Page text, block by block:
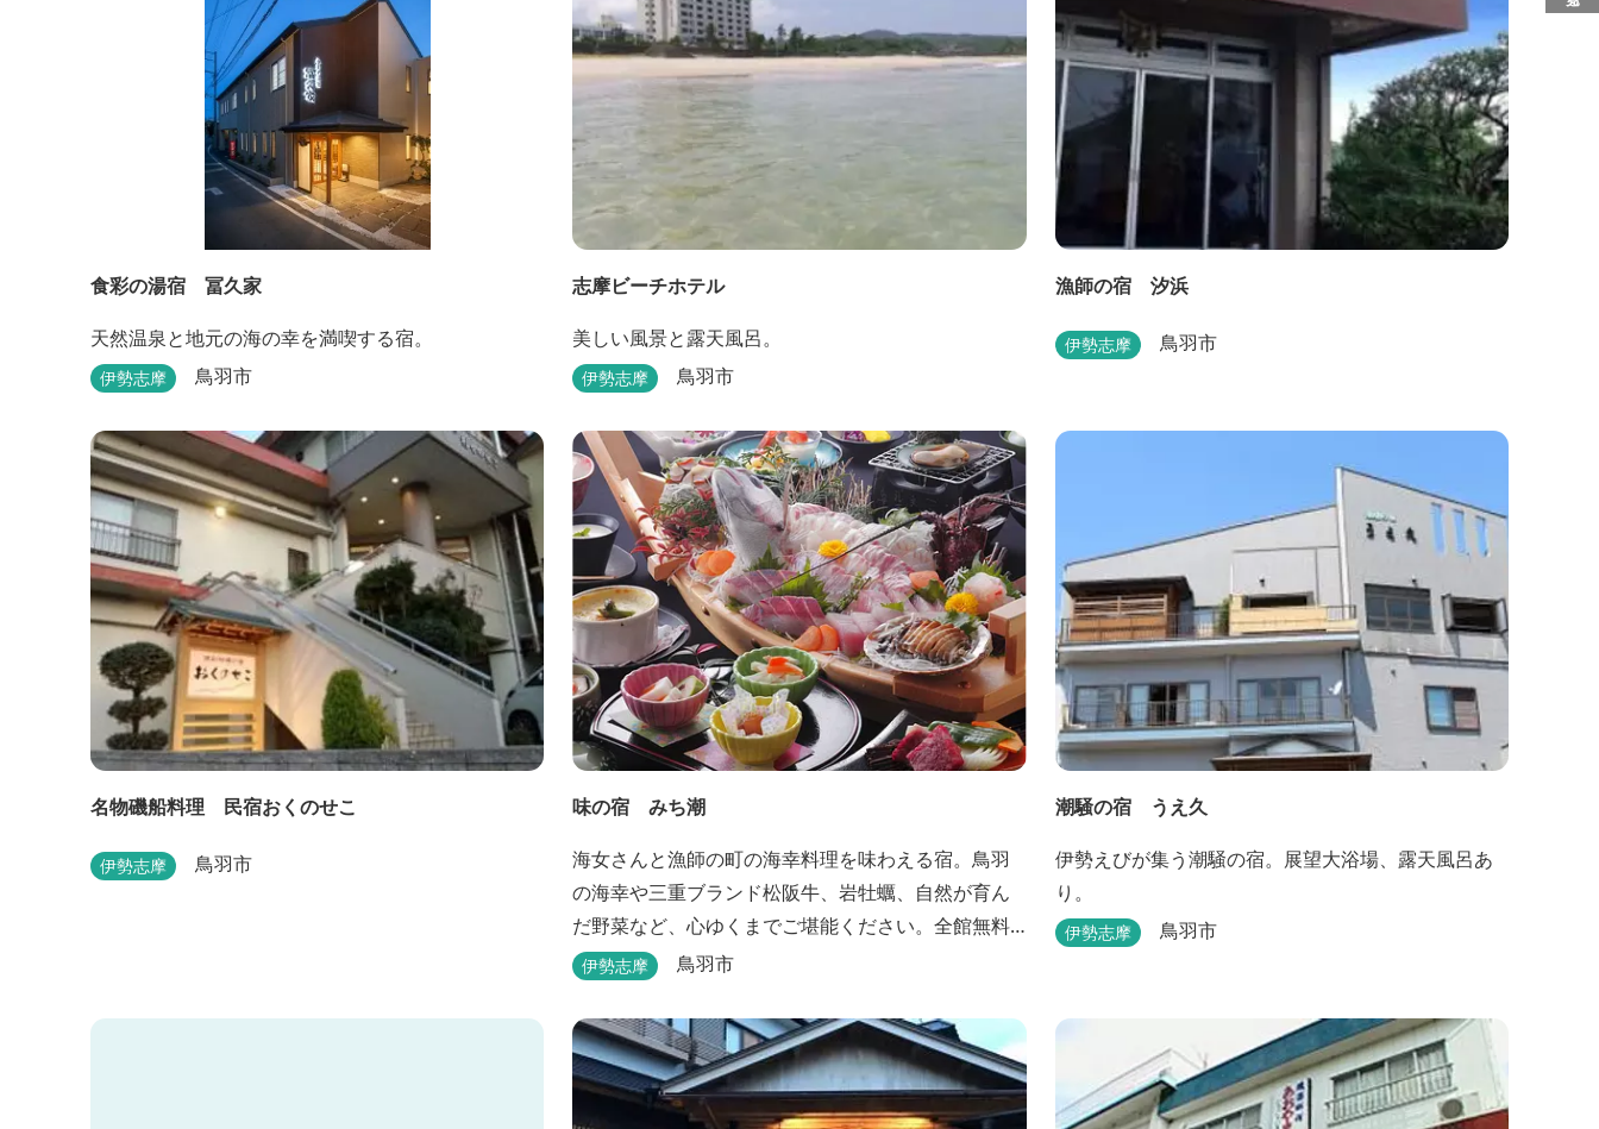
食彩の湯宿 冨久家
天然温泉と地元の海の幸を満喫する宿。
伊勢志摩 鳥羽市
志摩ビーチホテル
美しい風景と露天風呂。
伊勢志摩 鳥羽市
漁師の宿 汐浜
伊勢志摩 鳥羽市
名物磯船料理 民宿おくのせこ
伊勢志摩 鳥羽市
味の宿 みち潮
海女さんと漁師の町の海幸料理を味わえる宿。鳥羽
の海幸や三重ブランド松阪牛、岩牡蠣、自然が育ん
だ野菜など、心ゆくまでご堪能ください。全館無料
Wi-Fi対応！露天風呂付客室あり！選べる貸切風呂も
社）あり！伊勢神宮・おかげ横丁まで最短40分！鳥
羽十景にも選ばれた千鳥ヶ浜は当館の目の前！宿を
一歩出れば、満天の星空！周りに何もない場所だか
伊勢志摩 鳥羽市
潮騒の宿 うえ久
伊勢えびが集う潮騒の宿。展望大浴場、露天風呂あ
り。
伊勢志摩 鳥羽市